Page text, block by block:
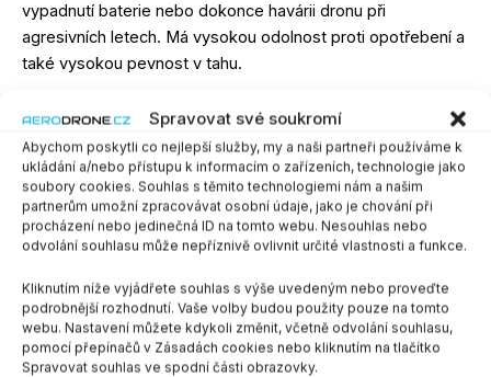
Spravovat své soukromí
Abychom poskytli co nejlepší služby, my a naši partneři používáme k
ukládání a/nebo přístupu k informacím o zařízeních, technologie jako
soubory cookies. Souhlas s těmito technologiemi nám a našim
partnerům umožní zpracovávat osobní údaje, jako je chování při
procházení nebo jedinečná ID na tomto webu. Nesouhlas nebo
odvolání souhlasu může nepříznivě ovlivnit určité vlastnosti a funkce.
Kliknutím níže vyjádřete souhlas s výše uvedeným nebo proveďte
podrobnější rozhodnutí. Vaše volby budou použity pouze na tomto
webu. Nastavení můžete kdykoli změnit, včetně odvolání souhlasu,
pomocí přepínačů v Zásadách cookies nebo kliknutím na tlačítko
Spravovat souhlas ve spodní části obrazovky.
vypadnutí baterie nebo dokonce havárii dronu při
agresivních letech. Má vysokou odolnost proti opotřebení a
také vysokou pevnost v tahu.
Tyto battery strapy nabízíme v různých velikostech:
15mm
x 150mm/15mm x 200mm/20mm x 220mm/ 20mm x
250mm/20mm x 300mm
Velikost
- + PŘIDAT DO KOŠÍKU